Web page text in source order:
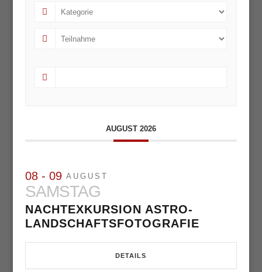
AUGUST 2026
08 - 09 AUGUST
SAMSTAG
NACHTEXKURSION ASTRO-
LANDSCHAFTSFOTOGRAFIE
DETAILS